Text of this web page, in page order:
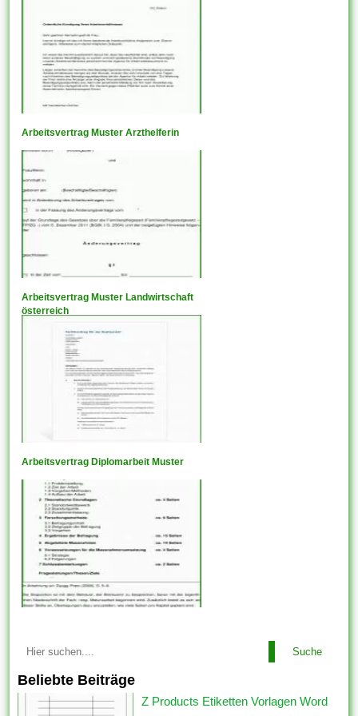
Arbeitsvertrag Muster Arzthelferin
Arbeitsvertrag Muster Landwirtschaft
österreich
Arbeitsvertrag Diplomarbeit Muster
Suche
Beliebte Beiträge
Z Products Etiketten Vorlagen Word